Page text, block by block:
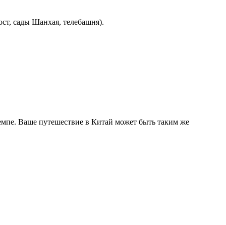
сады Шанхая, телебашня).
Ваше путешествие в Китай может быть таким же